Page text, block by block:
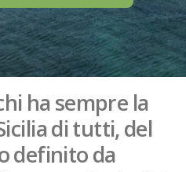
ha sempre la
di tutti, del
definito da